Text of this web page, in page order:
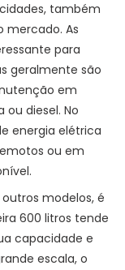
também
mercado. As
para
geralmente são
em
diesel. No
energia elétrica
ou em
modelos, é
600 litros tende
capacidade e
escala, o